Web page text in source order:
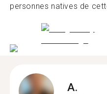
personnes natives de
A.